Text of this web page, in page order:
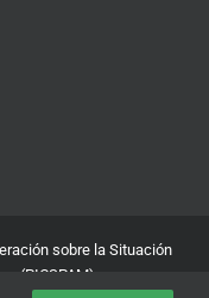
sobre la Situación
(PICSPAM)